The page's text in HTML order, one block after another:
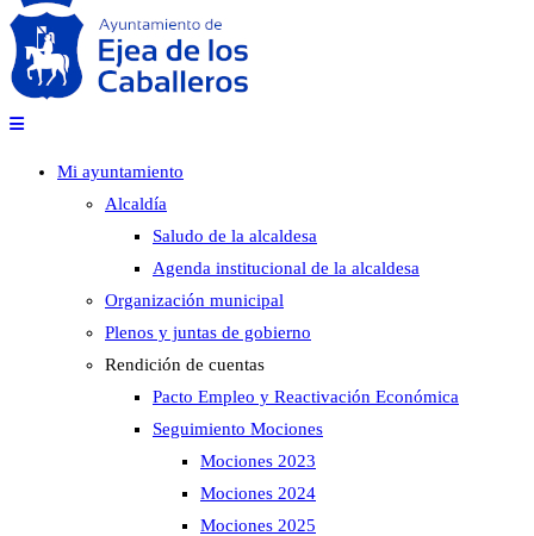
Mi ayuntamiento
Alcaldía
Saludo de la alcaldesa
Agenda institucional de la alcaldesa
Organización municipal
Plenos y juntas de gobierno
Rendición de cuentas
Pacto Empleo y Reactivación Económica
Seguimiento Mociones
Mociones 2023
Mociones 2024
Mociones 2025